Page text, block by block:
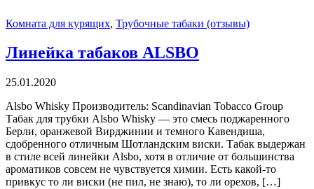
Комната для курящих, Трубочные табаки (отзывы)
Линейка табаков ALSBO
25.01.2020
Alsbo Whisky Производитель: Scandinavian Tobacco Group
Табак для трубки Alsbo Whisky — это смесь поджаренного
Берли, оранжевой Вирджинии и темного Кавендиша,
сдобренного отличным Шотландским виски. Табак выдержан
в стиле всей линейки Alsbo, хотя в отличие от большинства
ароматиков совсем не чувствуется химии. Есть какой-то
привкус то ли виски (не пил, не знаю), то ли орехов, […]